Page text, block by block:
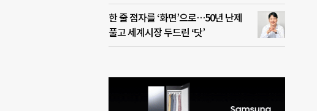
한 줄 점자를 ‘화면’으로…50년 난제
풀고 세계시장 두드린 ‘닷’